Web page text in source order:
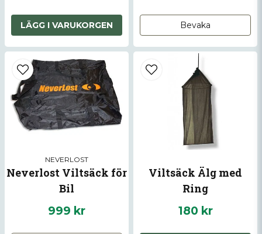
LÄGG I VARUKORGEN Bevaka
NEVERLOST
Neverlost Viltsäck för
Bil
999 kr
Viltsäck Älg med
Ring
180 kr